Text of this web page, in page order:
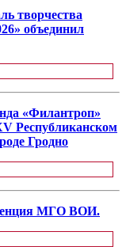
творчества
объединил
«Филантроп»
Республиканском
Гродно
МГО ВОИ.